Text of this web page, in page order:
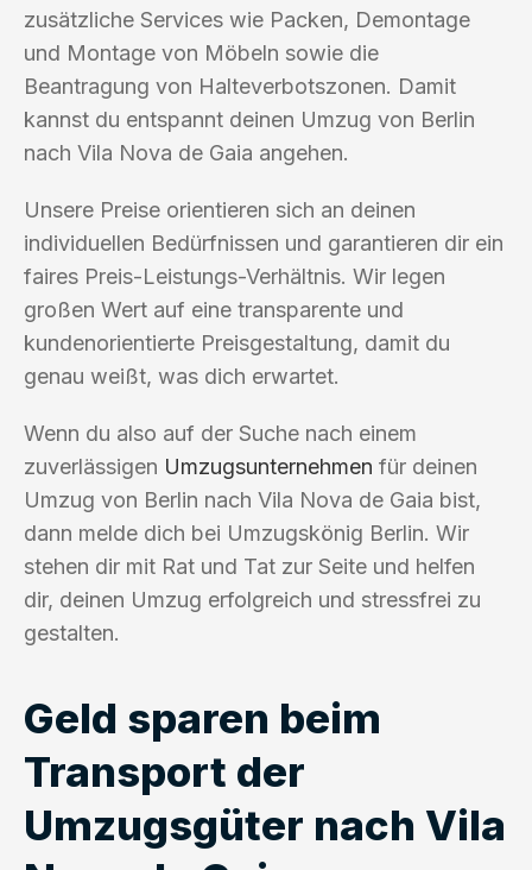
zusätzliche Services wie Packen, Demontage
und Montage von Möbeln sowie die
Beantragung von Halteverbotszonen. Damit
kannst du entspannt deinen Umzug von Berlin
nach Vila Nova de Gaia angehen.
Unsere Preise orientieren sich an deinen
individuellen Bedürfnissen und garantieren dir ein
faires Preis-Leistungs-Verhältnis. Wir legen
großen Wert auf eine transparente und
kundenorientierte Preisgestaltung, damit du
genau weißt, was dich erwartet.
Wenn du also auf der Suche nach einem
zuverlässigen Umzugsunternehmen für deinen
Umzug von Berlin nach Vila Nova de Gaia bist,
dann melde dich bei Umzugskönig Berlin. Wir
stehen dir mit Rat und Tat zur Seite und helfen
dir, deinen Umzug erfolgreich und stressfrei zu
gestalten.
Geld sparen beim
Transport der
Umzugsgüter nach Vila